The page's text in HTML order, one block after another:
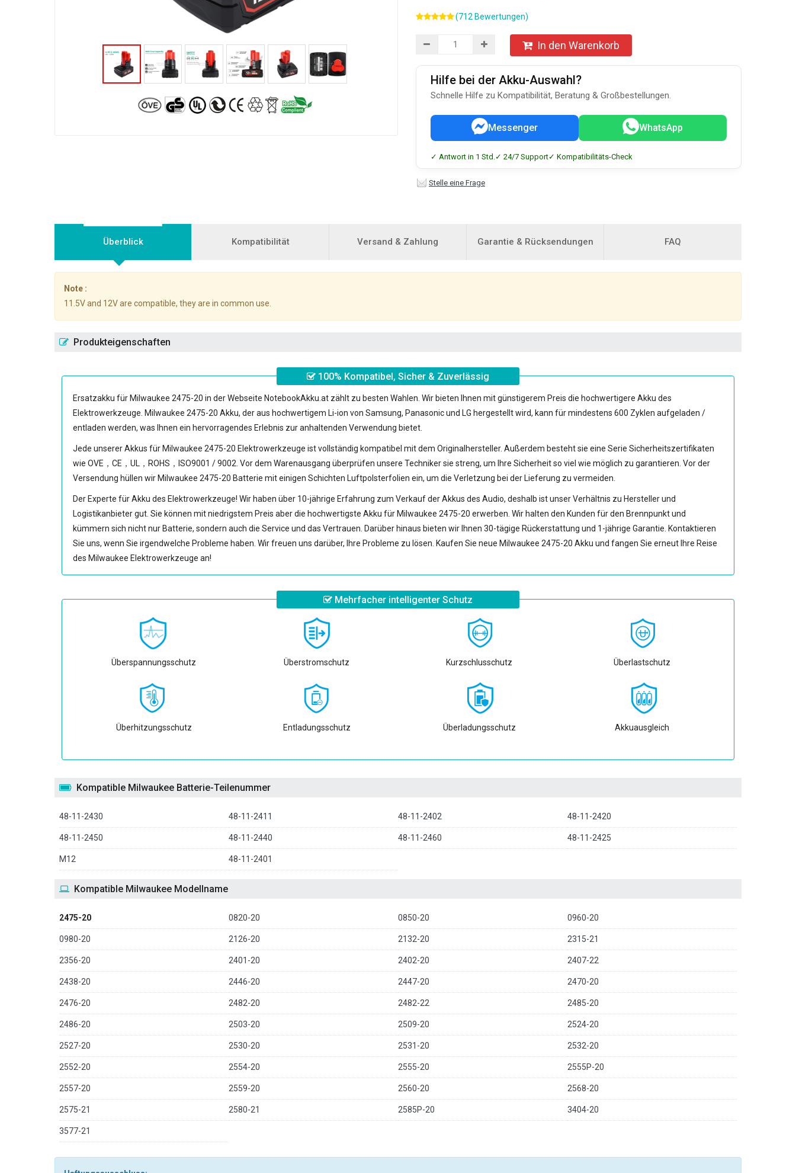
(712 Bewertungen)
In den Warenkorb
Hilfe bei der Akku-Auswahl?
Schnelle Hilfe zu Kompatibilität, Beratung & Großbestellungen.
Messenger WhatsApp
✓ Antwort in 1 Std.✓ 24/7 Support✓ Kompatibilitäts-Check
Stelle eine Frage
Überblick Kompatibilität Versand & Zahlung Garantie & Rücksendungen FAQ
Note :
11.5V and 12V are compatible, they are in common use.
Produkteigenschaften
100% Kompatibel, Sicher & Zuverlässig
Ersatzakku für Milwaukee 2475-20 in der Webseite NotebookAkku.at zählt zu besten Wahlen. Wir bieten Ihnen mit günstigerem Preis die hochwertigere Akku des
Elektrowerkzeuge. Milwaukee 2475-20 Akku, der aus hochwertigem Li-ion von Samsung, Panasonic und LG hergestellt wird, kann für mindestens 600 Zyklen aufgeladen /
entladen werden, was Ihnen ein hervorragendes Erlebnis zur anhaltenden Verwendung bietet.
Jede unsererAkkus für Milwaukee 2475-20 Elektrowerkzeuge ist vollständig kompatibel mit dem Originalhersteller. Außerdem besteht sie eine Serie Sicherheitszertifikaten
wie OVE，CE，UL，ROHS，ISO9001 / 9002. Vor dem Warenausgang überprüfen unsere Techniker sie streng, um Ihre Sicherheit so viel wie möglich zu garantieren. Vor der
Versendung hüllen wir Milwaukee 2475-20 Batterie mit einigen Schichten Luftpolsterfolien ein, um die Verletzung bei der Lieferung zu vermeiden.
Der Experte für Akku des Elektrowerkzeuge! Wir haben über 10-jährige Erfahrung zum Verkauf der Akkus des Audio, deshalb ist unser Verhältnis zu Hersteller und
Logistikanbieter gut. Sie können mit niedrigstem Preis aber die hochwertigste Akku für Milwaukee 2475-20 erwerben. Wir halten den Kunden für den Brennpunkt und
kümmern sich nicht nur Batterie, sondern auch die Service und das Vertrauen. Darüber hinaus bieten wir Ihnen 30-tägige Rückerstattung und 1-jährige Garantie. Kontaktieren
Sie uns, wenn Sie irgendwelche Probleme haben. Wir freuen uns darüber, Ihre Probleme zu lösen. Kaufen Sie neue Milwaukee 2475-20 Akku und fangen Sie erneut Ihre Reise
des Milwaukee Elektrowerkzeuge an!
Mehrfacher intelligenter Schutz
Überspannungsschutz Überstromschutz Kurzschlusschutz Überlastschutz
Überhitzungsschutz Entladungsschutz Überladungsschutz Akkuausgleich
Kompatible Milwaukee Batterie-Teilenummer
48-11-2430 48-11-2411 48-11-2402 48-11-2420
48-11-2450 48-11-2440 48-11-2460 48-11-2425
M12 48-11-2401
Kompatible Milwaukee Modellname
2475-20 0820-20 0850-20 0960-20
0980-20 2126-20 2132-20 2315-21
2356-20 2401-20 2402-20 2407-22
2438-20 2446-20 2447-20 2470-20
2476-20 2482-20 2482-22 2485-20
2486-20 2503-20 2509-20 2524-20
2527-20 2530-20 2531-20 2532-20
2552-20 2554-20 2555-20 2555P-20
2557-20 2559-20 2560-20 2568-20
2575-21 2580-21 2585P-20 3404-20
3577-21